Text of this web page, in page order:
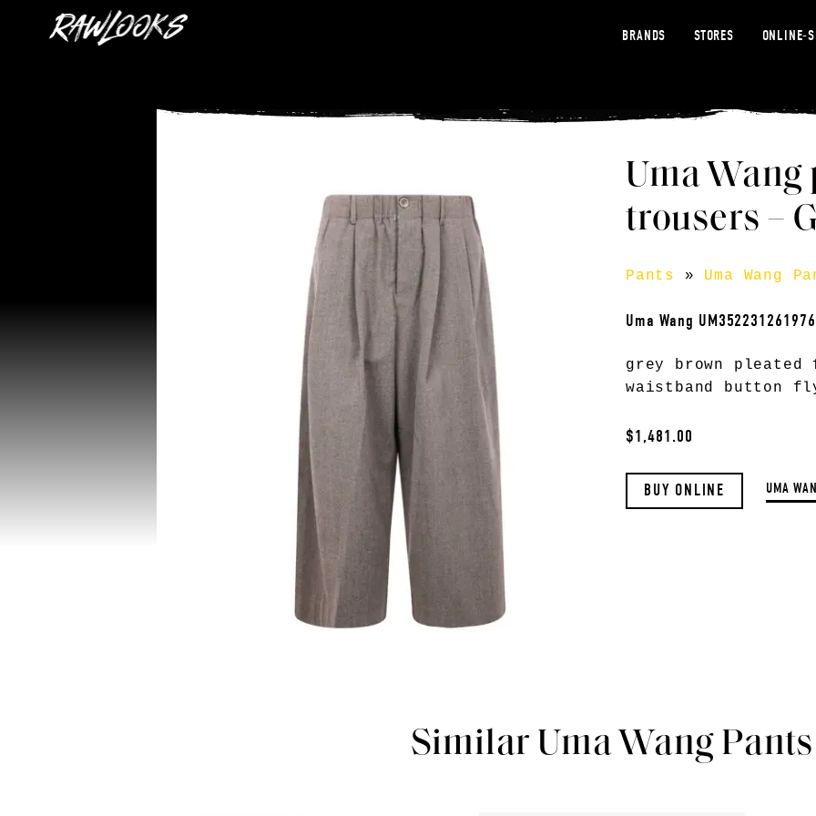
BRANDS STORES ONLINE-
Uma
trousers –
Pants » Uma Wang
Uma Wang UM352231261976
grey brown
waistband button
$1,481.00
BUY ONLINE UMA
Similar Uma Wang Pants